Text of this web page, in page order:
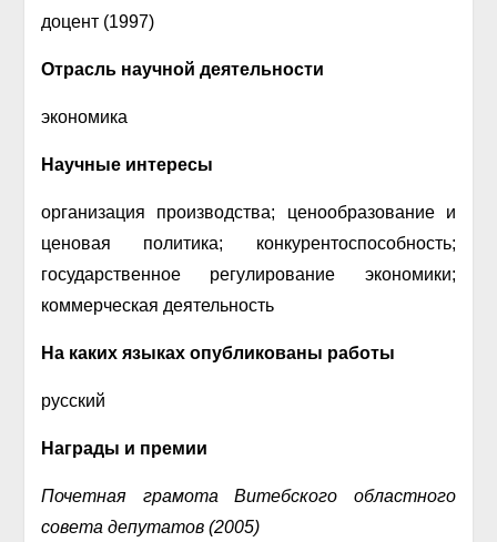
доцент (1997)
Отрасль научной деятельности
экономика
Научные интересы
организация производства; ценообразование и
ценовая политика; конкурентоспособность;
государственное регулирование экономики;
коммерческая деятельность
На каких языках опубликованы работы
русский
Награды и премии
Почетная грамота Витебского областного
совета депутатов (2005)